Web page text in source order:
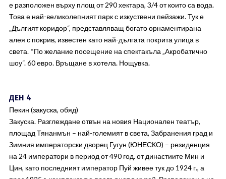
е разположен върху площ от 290 хектара, 3/4 от които са вода.
Това е най-великолепният парк с изкуствени пейзажи. Тук е
„Дългият коридор“, представляващ богато орнаментирана
алея с покрив, известен като най-дългата покрита улица в
света. *По желание посещение на спектакъла „Акробатично
шоу“. 60 евро. Връщане в хотела. Нощувка.
ДЕН 4
Пекин (закуска, обяд)
Закуска. Разглеждане отвън на новия Национален театър,
площад Тянанмън – най-големият в света, Забранения град и
Зимния императорски дворец Гугун (ЮНЕСКО) – резиденция
на 24 императори в период от 490 год. от династиите Мин и
Цин, като последният император Пуй живее тук до 1924 г., а